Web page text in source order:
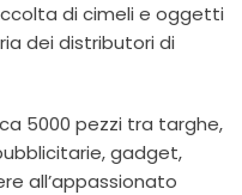
di cimeli e oggetti
dei distributori di
5000 pezzi tra targhe,
gadget,
all’appassionato